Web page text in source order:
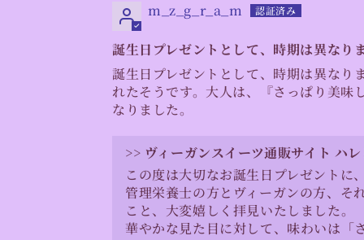
m_z_g_r_a_m
誕生日プレゼントとして、時期は異なり
誕生日プレゼントとして、時期は異なり
れたそうです。大人は、『さっぱり美味
なりました。
>> ヴィーガンスイーツ通販サイト ハレ
この度は大切なお誕生日プレゼントに
管理栄養士の方とヴィーガンの方、そ
こと、大変嬉しく拝見いたしました。
華やかな見た目に対して、味わいは「